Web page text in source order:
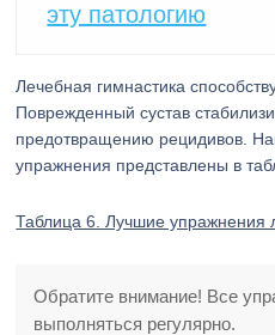
эту патологию
Лечебная гимнастика
Поврежденный сустав
предотвращению рецидивов.
упражнения представлены в
Таблица 6. Лучшие упражнения
Обратите внимание! Все
выполняться регулярно.